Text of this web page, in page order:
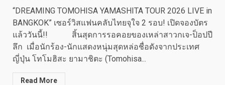
“DREAMING TOMOHISA YAMASHITA TOUR 2026 LIVE in
BANGKOK” เซอร์วิสแฟนคลับไทยจุใจ 2 รอบ! เปิดจองบัตร
แล้ววันนี้!! สิ้นสุดการรอคอยของเหล่าสาวกเจ-ป็อปปี
ลึก เมื่อนักร้อง-นักแสดงหนุ่มสุดหล่อชื่อดังจากประเทศ
ญี่ปุ่น โทโมฮิสะ ยามาชิตะ (Tomohisa...
Read More